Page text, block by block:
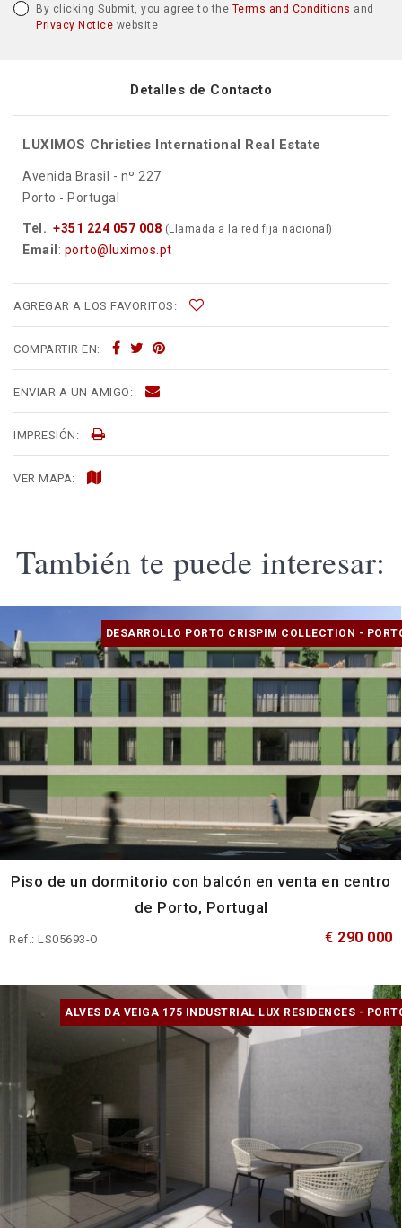
By clicking Submit, you agree to the Terms and Conditions and
Privacy Notice website
Detalles de Contacto
LUXIMOS Christies International Real Estate
Avenida Brasil - nº 227
Porto - Portugal
Tel.: +351 224 057 008 (Llamada a la red fija nacional)
Email : porto@luximos.pt
AGREGAR A LOS FAVORITOS:
COMPARTIR EN:
ENVIAR A UN AMIGO:
IMPRESIÓN:
VER MAPA:
También te puede interesar:
DESARROLLO PORTO CRISPIM COLLECTION -
Piso de un dormitorio con balcón en venta en centro
de Porto, Portugal
Ref.: LS05693-O € 290 000
ALVES DA VEIGA 175 INDUSTRIAL LUX RESIDENCES -